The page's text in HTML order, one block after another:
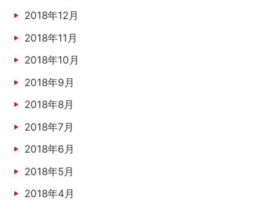
2018年12月
2018年11月
2018年10月
2018年9月
2018年8月
2018年7月
2018年6月
2018年5月
2018年4月